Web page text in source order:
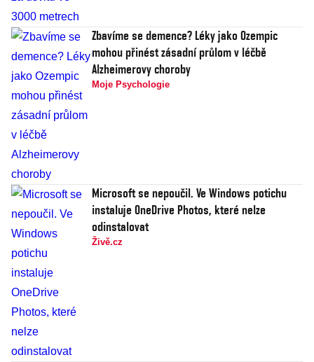
Zbavíme se demence? Léky jako Ozempic
mohou přinést zásadní průlom v léčbě
Alzheimerovy choroby
Moje Psychologie
Microsoft se nepoučil. Ve Windows potichu
instaluje OneDrive Photos, které nelze
odinstalovat
Živě.cz